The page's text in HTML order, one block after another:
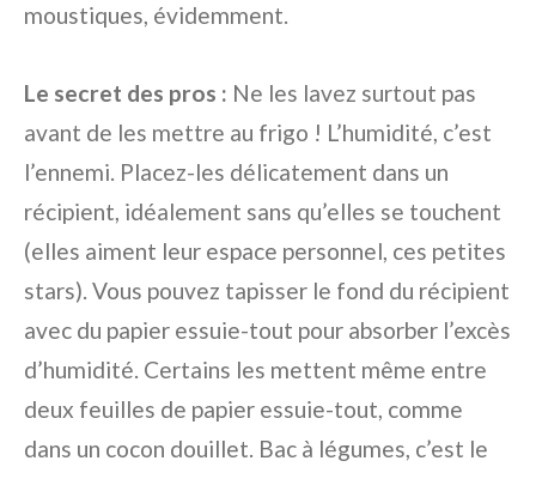
moustiques, évidemment.
Le secret des pros : Ne les lavez surtout pas
avant de les mettre au frigo ! L’humidité, c’est
l’ennemi. Placez-les délicatement dans un
récipient, idéalement sans qu’elles se touchent
(elles aiment leur espace personnel, ces petites
stars). Vous pouvez tapisser le fond du récipient
avec du papier essuie-tout pour absorber l’excès
d’humidité. Certains les mettent même entre
deux feuilles de papier essuie-tout, comme
dans un cocon douillet. Bac à légumes, c’est le